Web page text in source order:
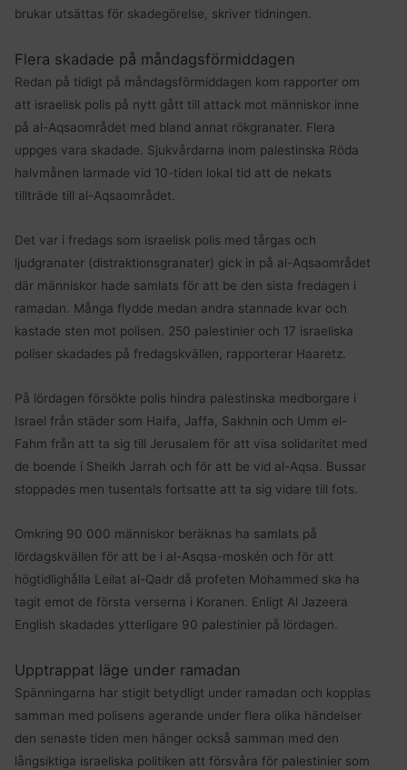
brukar utsättas för skadegörelse, skriver tidningen.
Flera skadade på måndagsförmiddagen
Redan på tidigt på måndagsförmiddagen kom rapporter om
att israelisk polis på nytt gått till attack mot människor inne
på al-Aqsaområdet med bland annat rökgranater. Flera
uppges vara skadade. Sjukvårdarna inom palestinska Röda
halvmånen larmade vid 10-tiden lokal tid att de nekats
tillträde till al-Aqsaområdet.
Det var i fredags som israelisk polis med tårgas och
ljudgranater (distraktionsgranater) gick in på al-Aqsaområdet
där människor hade samlats för att be den sista fredagen i
ramadan. Många flydde medan andra stannade kvar och
kastade sten mot polisen. 250 palestinier och 17 israeliska
poliser skadades på fredagskvällen, rapporterar Haaretz.
På lördagen försökte polis hindra palestinska medborgare i
Israel från städer som Haifa, Jaffa, Sakhnin och Umm el-
Fahm från att ta sig till Jerusalem för att visa solidaritet med
de boende i Sheikh Jarrah och för att be vid al-Aqsa. Bussar
stoppades men tusentals fortsatte att ta sig vidare till fots.
Omkring 90 000 människor beräknas ha samlats på
lördagskvällen för att be i al-Asqsa-moskén och för att
högtidlighålla Leilat al-Qadr då profeten Mohammed ska ha
tagit emot de första verserna i Koranen. Enligt Al Jazeera
English skadades ytterligare 90 palestinier på lördagen.
Upptrappat läge under ramadan
Spänningarna har stigit betydligt under ramadan och kopplas
samman med polisens agerande under flera olika händelser
den senaste tiden men hänger också samman med den
långsiktiga israeliska politiken att försvåra för palestinier som